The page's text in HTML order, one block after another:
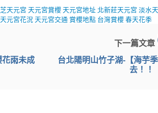
天元宮 天元宮賞櫻 天元宮地址北新莊天元宮 淡水
天元宮花況天元宮交通 賞櫻地點 台灣賞櫻 春天花季
花雨未成
下一篇文章
台北陽明山竹子湖-【海芋
去！！